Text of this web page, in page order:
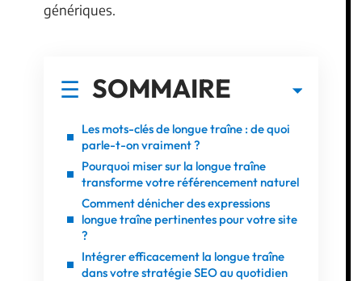
génériques.
SOMMAIRE
Les mots-clés de longue traîne : de quoi
parle-t-on vraiment ?
Pourquoi miser sur la longue traîne
transforme votre référencement naturel
Comment dénicher des expressions
longue traîne pertinentes pour votre site
?
Intégrer efficacement la longue traîne
dans votre stratégie SEO au quotidien